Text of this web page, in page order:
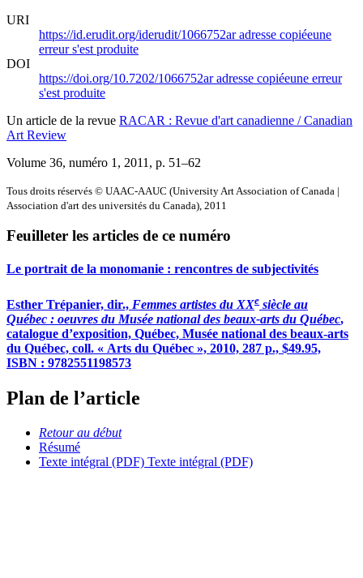
URI
https://id.erudit.org/iderudit/1066752aradresse copiéeune
erreur s'est produite
DOI
https://doi.org/10.7202/1066752aradresse copiéeune erreur
s'est produite
Un article de la revue RACAR : Revue d'art canadienne / Canadian
Art Review
Volume 36, numéro 1, 2011 , p. 51–62
Tous droits réservés © UAAC-AAUC (University Art Association of Canada |
Association d'art des universités du Canada), 2011
Feuilleter les articles de ce numéro
Le portrait de la monomanie : rencontres de subjectivités
Esther Trépanier, dir., Femmes artistes du XXe siècle au
Québec : oeuvres du Musée national des beaux-arts du Québec,
catalogue d’exposition, Québec, Musée national des beaux-arts
du Québec, coll. « Arts du Québec », 2010, 287 p., $49.95,
ISBN : 9782551198573
Plan de l’article
Retour au début
Résumé
Texte intégral (PDF) Texte intégral (PDF)